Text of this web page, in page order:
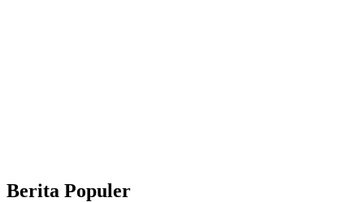
Berita Populer